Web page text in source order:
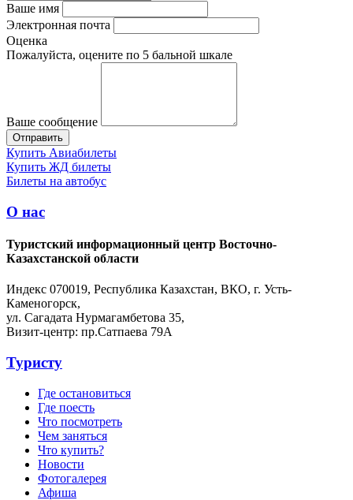
Ваше имя
Электронная почта
Оценка
Пожалуйста, оцените по 5 бальной шкале
Ваше сообщение
Купить Авиабилеты
Купить ЖД билеты
Билеты на автобус
О нас
Туристский информационный центр Восточно-
Казахстанской области
Индекс 070019, Республика Казахстан, ВКО, г. Усть-
Каменогорск,
ул. Сагадата Нурмагамбетова 35,
Визит-центр: пр.Сатпаева 79А
Туристу
Где остановиться
Где поесть
Что посмотреть
Чем заняться
Что купить?
Новости
Фотогалерея
Афиша